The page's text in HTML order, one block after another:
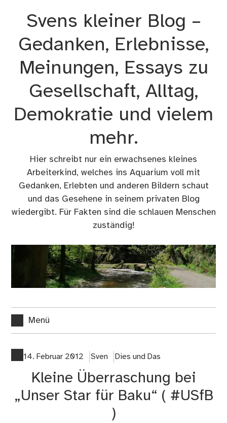
Svens kleiner Blog –
Gedanken, Erlebnisse,
Meinungen, Essays zu
Gesellschaft, Alltag,
Demokratie und vielem
mehr.
Hier schreibt nur ein erwachsenes kleines
Arbeiterkind, welches ins Aquarium voll mit
Gedanken, Erlebten und anderen Bildern schaut
und das Gesehene in seinem privaten Blog
wiedergibt. Für Fakten sind die schlauen Menschen
zuständig!
Menü
14. Februar 2012 Sven Dies und Das
Kleine Überraschung bei
„Unser Star für Baku“ ( #USfB
)